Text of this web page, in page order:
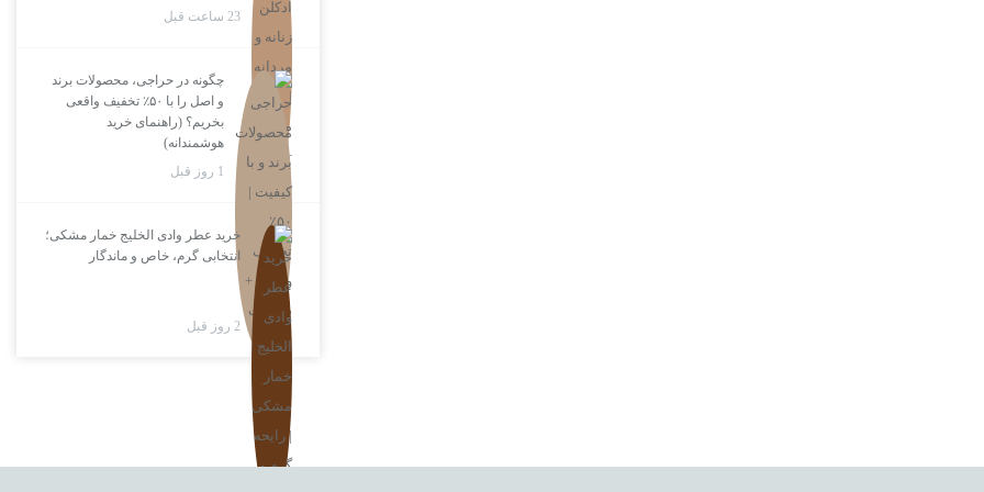
23 ساعت قبل
چگونه در حراجی، محصولات برند
و اصل را با ۵۰٪ تخفیف واقعی
بخریم؟ (راهنمای خرید
هوشمندانه)
1 روز قبل
خرید عطر وادی الخلیج خمار مشکی؛
انتخابی گرم، خاص و ماندگار
2 روز قبل